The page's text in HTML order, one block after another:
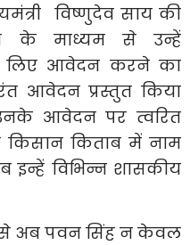
विष्णुदेव साय की
के माध्यम से उन्हें
आवेदन करने का
आवेदन प्रस्तुत किया
उनके आवेदन पर त्वरित
किसान किताब में नाम
इन्हें विभिन्न शासकीय
से अब पवन सिंह न केवल